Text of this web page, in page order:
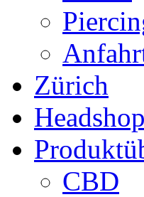
Zürich
CBD